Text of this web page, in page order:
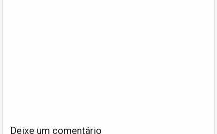
Deixe um comentário